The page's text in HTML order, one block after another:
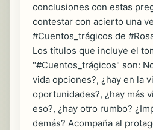
conclusiones con estas
contestar con acierto una
#Cuentos_trágicos de
Los títulos que incluye el
"#Cuentos_trágicos" son:
vida opciones?, ¿hay en la
oportunidades?, ¿hay más
eso?, ¿hay otro rumbo?
demás? Acompaña al